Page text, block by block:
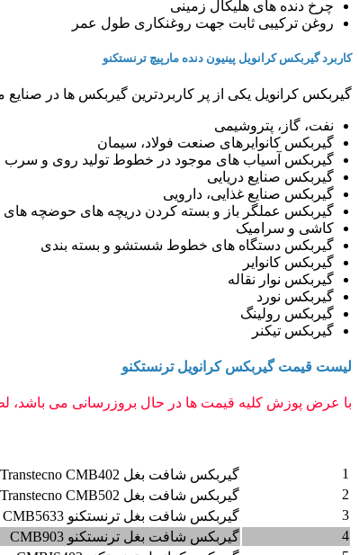
چرخ دنده های هلیکال زمینی
روغن ترکیبی ثابت جهت روغنکاری طول عمر
کاربرد گیربکس کرانویل پینیون دنده مارپیچ ترنستکنو
گیربکس کرانویل یکی از پر کاربردترین گیربکس ها در
نفت، گاز، پتروشیمی
گیربکس کانوایرهای صنعت فولاد، سیمان
گیربکس آسیاب های موجود در خطوط تولید روی و سرب
گیربکس صنایع دریایی
گیربکس صنایع غذایی، دارویی
گیربکس عملگر باز و بسته کردن دریچه های حوضچه
کاشی و سرامیک
گیربکس دستگاه های خطوط شستشو و بسته بندی
گیربکس کانوایر
گیربکس نوار نقاله
گیربکس نورد
گیربکس رولینگ
گیربکس تیکنر
لیست قیمت گیربکس کرانویل ترنستکنو
با عرض پوزش کلیه قیمت ها در حال بروزرسانی می باشد،
1
گیربکس شافت بغل Transtecno CMB402
2
گیربکس شافت بغل Transtecno CMB502
3
گیربکس شافت بغل ترنستکنو CMB5633
4
گیربکس شافت بغل ترنستکنو CMB903